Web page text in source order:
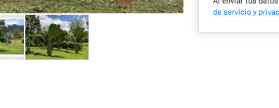
de servicio y